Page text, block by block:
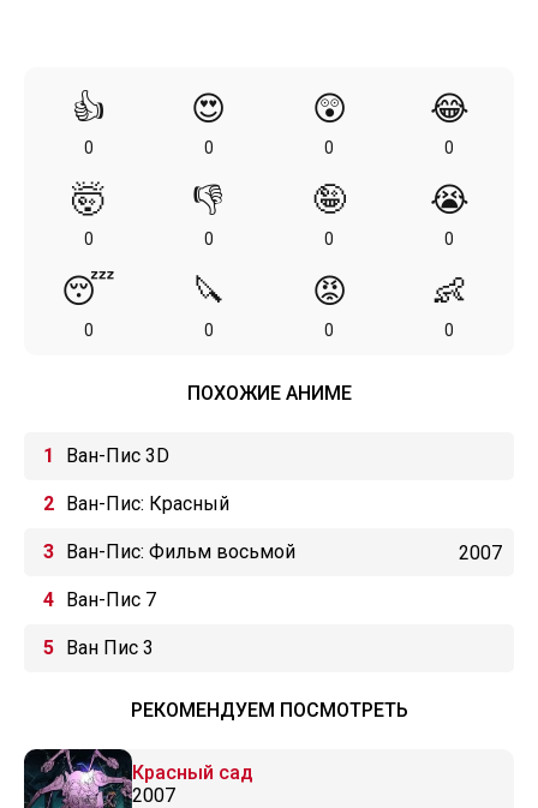
👍
0
😍
0
😲
0
😂
0
🤯
0
👎
0
🤪
0
😭
0
😴
0
🔪
0
😡
0
👶
0
ПОХОЖИЕ АНИМЕ
Ван-Пис 3D
Ван-Пис: Красный
Ван-Пис: Фильм восьмой 2007
Ван-Пис 7
Ван Пис 3
РЕКОМЕНДУЕМ ПОСМОТРЕТЬ
Красный сад
2007